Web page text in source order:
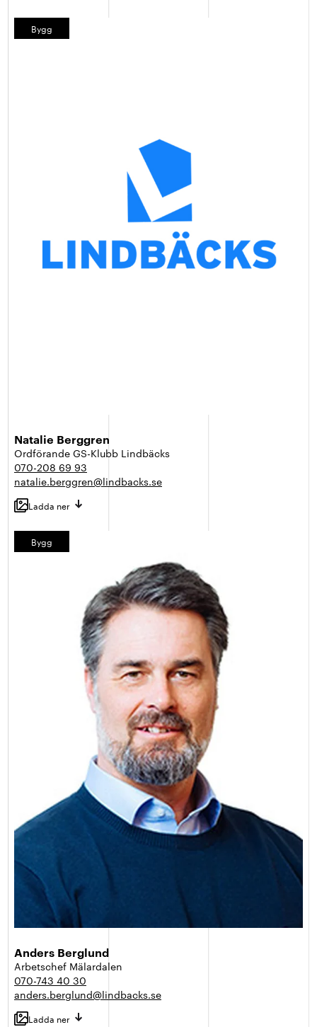
Bygg
Natalie Berggren
Ordförande GS-Klubb Lindbäcks
070-208 69 93
natalie.berggren@lindbacks.se
Ladda ner
Bygg
Anders Berglund
Arbetschef Mälardalen
070-743 40 30
anders.berglund@lindbacks.se
Ladda ner